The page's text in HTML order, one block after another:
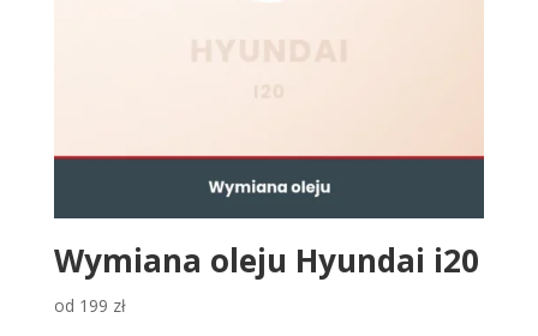
Wymiana oleju Hyundai i20
od 199 zł